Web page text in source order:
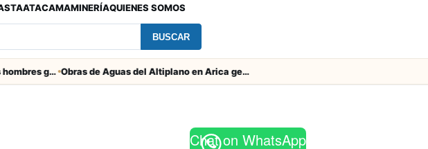
ATACAMAMINERÍAQUIENES SOMOS
BUSCAR
Brecha salarial de género: Los hombres ganan seis veces más que las mujeres Obras de Aguas del Altiplano en Arica generan puestos de trabajo
Chat on WhatsApp